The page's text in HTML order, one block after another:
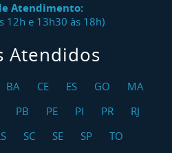
Atendimento:
12h e 13h30 às 18h)
Atendidos
BA CE ES GO
MA
PB PE PI PR
RJ
SC SE SP TO